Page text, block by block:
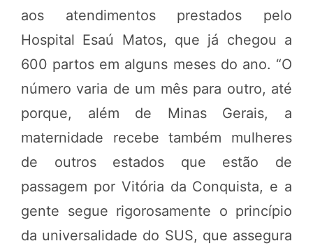
aos atendimentos prestados pelo
Hospital Esaú Matos, que já chegou a
600 partos em alguns meses do ano. “O
número varia de um mês para outro, até
porque, além de Minas Gerais, a
maternidade recebe também mulheres
de outros estados que estão de
passagem por Vitória da Conquista, e a
gente segue rigorosamente o princípio
da universalidade do SUS, que assegura